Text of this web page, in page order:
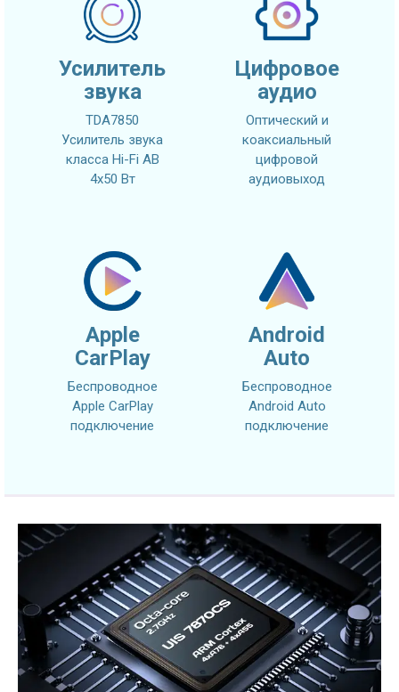
Усилитель
звука
TDA7850
Усилитель звука
класса Hi-Fi AB
4x50 Вт
Цифровое
аудио
Оптический и
коаксиальный
цифровой
аудиовыход
Apple
CarPlay
Беспроводное
Apple CarPlay
подключение
Android
Auto
Беспроводное
Android Auto
подключение